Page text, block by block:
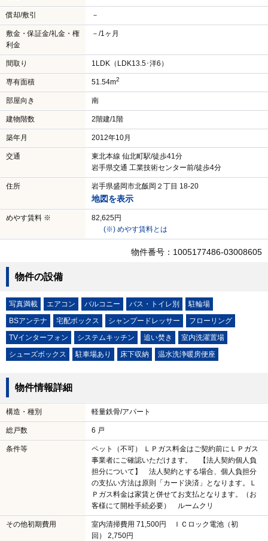
償却/敷引 －
敷金・保証金/礼金・権
利金
－/1ヶ月
間取り 1LDK（LDK13.5･洋6）
専有面積 51.54m2
部屋向き 南
建物階数 2階建/1階
築年月 2012年10月
交通
東北本線 仙北町駅/徒歩41分
岩手県交通 工業技術センター前/徒歩4分
住所 岩手県盛岡市北飯岡２丁目 18-20
地図を表示
めやす賃料 ※
82,625円
(※) めやす賃料とは
物件番号：1005177486-03008605
物件の設備
写真満載 エアコン バルコニー バス・トイレ別
駐輪場
BSアンテナ
宅配ボックス シャンプードレッサー
フローリング
TVインターフォン
システムキッチン 追い焚き
室内洗濯置場
シューズボックス
駐車場あり 床下収納 温水洗浄暖房便座
物件情報詳細
構造・種別 軽量鉄骨/アパート
総戸数 6 戸
条件等
ペット（不可） ＬＰガス料金はご契約前にＬＰガス
事業者にご確認いただけます。 【法人契約個人負
担分について】 法人契約とする場合、個人負担分
の支払い方法は原則「カード決済」となります。Ｌ
Ｐガス料金は家賃と併せてお支払となります。（お
客様にて開栓手続必要） ルームクリ
その他初期費用
室内清掃費用 71,500円 ＩＣロック電池（初
回） 2,750円